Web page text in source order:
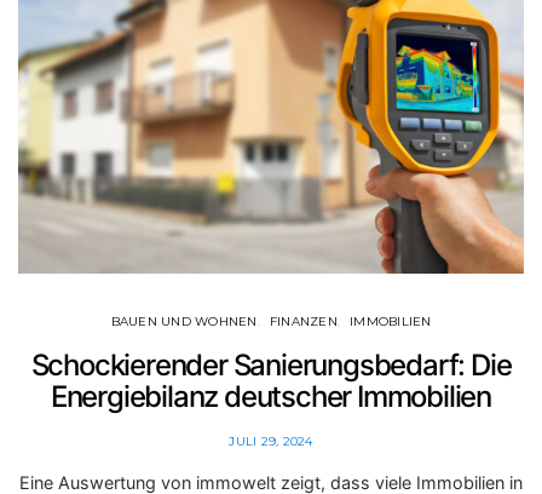
BAUEN UND WOHNEN FINANZEN IMMOBILIEN
Schockierender Sanierungsbedarf: Die
Energiebilanz deutscher Immobilien
JULI 29, 2024
Eine Auswertung von immowelt zeigt, dass viele Immobilien in